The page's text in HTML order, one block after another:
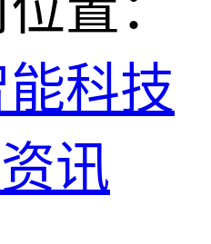
科技
讯